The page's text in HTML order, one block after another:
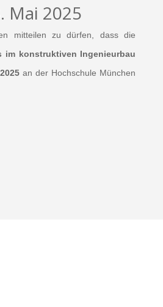
Mai 2025
mitteilen zu dürfen, dass die
im konstruktiven Ingenieurbau
2025 an der Hochschule München